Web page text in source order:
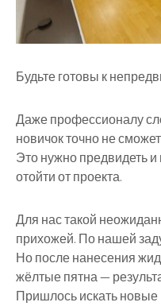
Будьте готовы к
Даже профессионалу
новичок точно не
Это нужно предвидеть и
отойти от проекта.
Для нас такой
прихожей. По нашей
Но после нанесения
жёлтые пятна —
Пришлось искать